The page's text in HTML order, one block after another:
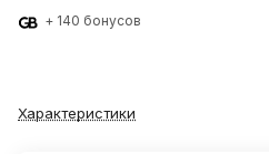
+ 140 бонусов
Характеристики